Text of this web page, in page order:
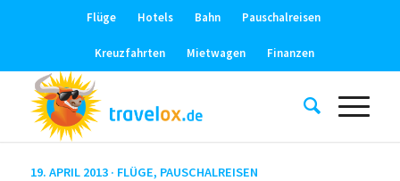
Flüge Hotels Bahn Pauschalreisen
Kreuzfahrten Mietwagen Finanzen
19. APRIL 2013 · FLÜGE, PAUSCHALREISEN